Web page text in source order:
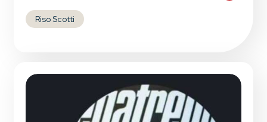
Riso Scotti